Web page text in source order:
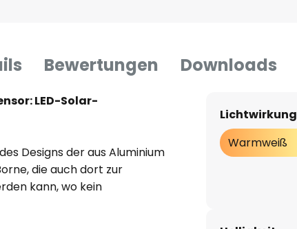
Bewertungen Downloads
LED-Solar-
Designs der aus Aluminium
die auch dort zur
kann, wo kein
Lichtwirkung
Warmweiß